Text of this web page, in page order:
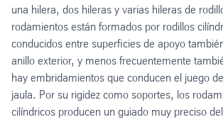
una hilera, dos hileras y varias hileras de
rodamientos están formados por rodillos
conducidos entre superficies de apoyo
anillo exterior, y menos frecuentemente
hay embridamientos que conducen el juego
jaula. Por su rigidez como soportes, los
cilíndricos producen un guiado muy preciso